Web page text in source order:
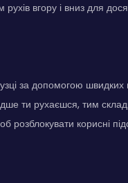
вгору і вниз для
за допомогою
ти рухаєшся, тим
розблокувати корисні